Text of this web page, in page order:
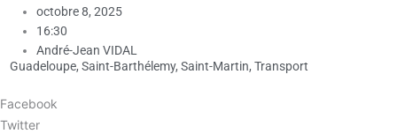
octobre 8, 2025
16:30
André-Jean VIDAL
Guadeloupe, Saint-Barthélemy, Saint-Martin, Transport
Facebook
Twitter